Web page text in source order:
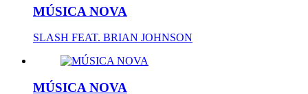
MÚSICA NOVA
SLASH FEAT. BRIAN JOHNSON
MÚSICA NOVA